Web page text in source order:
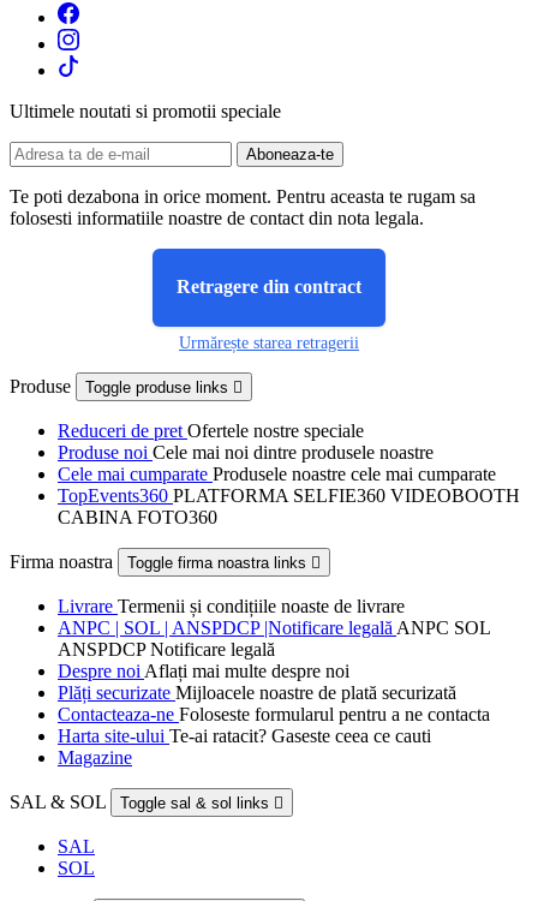
Ultimele noutati si promotii speciale
Te poti dezabona in orice moment. Pentru aceasta te rugam sa
folosesti informatiile noastre de contact din nota legala.
Retragere din contract
Urmărește starea retragerii
Produse Toggle produse links 
Reduceri de pret Ofertele nostre speciale
Produse noi Cele mai noi dintre produsele noastre
Cele mai cumparate Produsele noastre cele mai cumparate
TopEvents360 PLATFORMA SELFIE360 VIDEOBOOTH
CABINA FOTO360
Firma noastra Toggle firma noastra links 
Livrare Termenii și condițiile noaste de livrare
ANPC | SOL | ANSPDCP |Notificare legală ANPC SOL
ANSPDCP Notificare legală
Despre noi Aflați mai multe despre noi
Plăți securizate Mijloacele noastre de plată securizată
Contacteaza-ne Foloseste formularul pentru a ne contacta
Harta site-ului Te-ai ratacit? Gaseste ceea ce cauti
Magazine
SAL & SOL Toggle sal & sol links 
SAL
SOL